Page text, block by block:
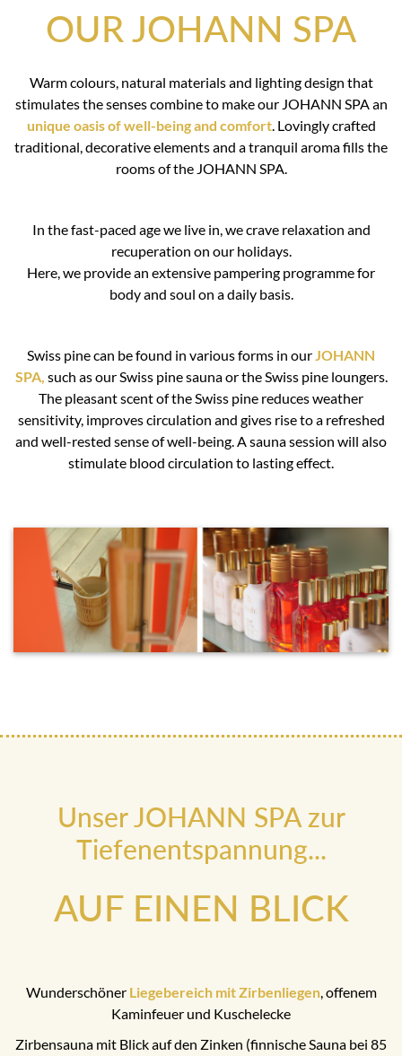
OUR JOHANN SPA
Warm colours, natural materials and lighting design that
stimulates the senses combine to make our JOHANN SPA an
unique oasis of well-being and comfort. Lovingly crafted
traditional, decorative elements and a tranquil aroma fills the
rooms of the JOHANN SPA.
In the fast-paced age we live in, we crave relaxation and
recuperation on our holidays.
Here, we provide an extensive pampering programme for
body and soul on a daily basis.
Swiss pine can be found in various forms in ourJOHANN
SPA, such as our Swiss pine sauna or the Swiss pine loungers.
The pleasant scent of the Swiss pine reduces weather
sensitivity, improves circulation and gives rise to a refreshed
and well-rested sense of well-being. A sauna session will also
stimulate blood circulation to lasting effect.
Unser JOHANN SPA zur
Tiefenentspannung...
AUF EINEN BLICK
Wunderschöner Liegebereich mit Zirbenliegen, offenem
Kaminfeuer und Kuschelecke
Zirbensauna mit Blick auf den Zinken (finnische Sauna bei 85